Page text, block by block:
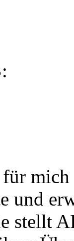
صفحة الاقتباس:
mich
und
stellt